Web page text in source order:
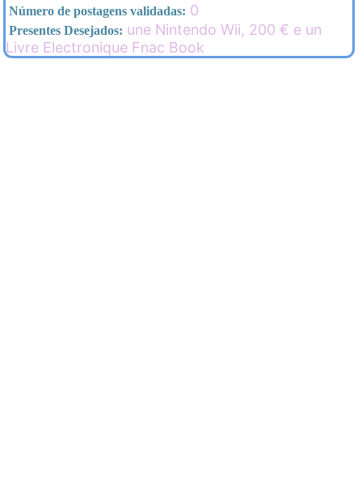
Número de postagens validadas: 0
Presentes Desejados: une Nintendo Wii, 200 € e un
Livre Electronique Fnac Book